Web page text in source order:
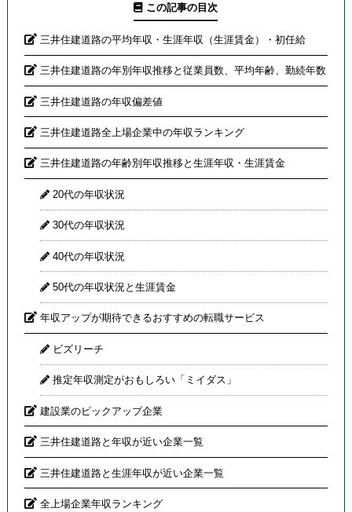
この記事の目次
三井住建道路の平均年収・生涯年収（生涯賃金）・初任給
三井住建道路の年別年収推移と従業員数、平均年齢、勤続年数
三井住建道路の年収偏差値
三井住建道路全上場企業中の年収ランキング
三井住建道路の年齢別年収推移と生涯年収・生涯賃金
20代の年収状況
30代の年収状況
40代の年収状況
50代の年収状況と生涯賃金
年収アップが期待できるおすすめの転職サービス
ビズリーチ
推定年収測定がおもしろい「ミイダス」
建設業のピックアップ企業
三井住建道路と年収が近い企業一覧
三井住建道路と生涯年収が近い企業一覧
全上場企業年収ランキング